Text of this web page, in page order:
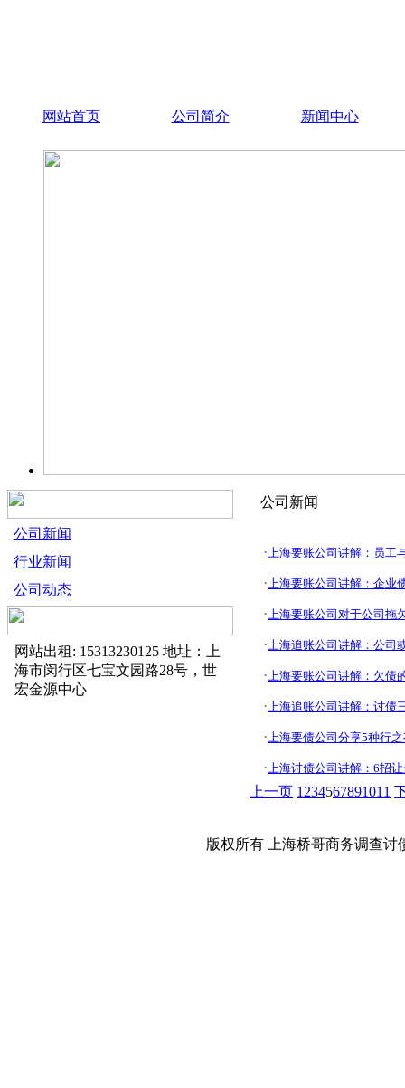
网站首页 公司简介 新闻中心
公司新闻
行业新闻
公司动态
网站出租: 15313230125 地址：上
海市闵行区七宝文园路28号，世
宏金源中心
公司新闻
·上海要账公司讲解：员工
·上海要账公司讲解：企业
·上海要账公司对于公司拖
·上海追账公司讲解：公司
·上海要账公司讲解：欠债
·上海追账公司讲解：讨债
·上海要债公司分享5种行
·上海讨债公司讲解：6招
上一页 1 234567891011
版权所有 上海桥哥商务调查讨